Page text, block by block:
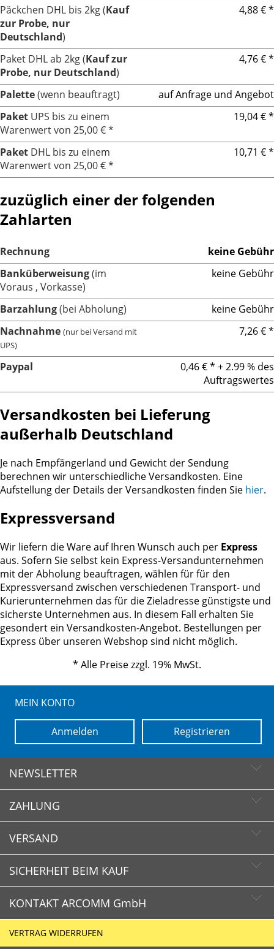
Päckchen DHL bis 2kg (Kauf
zur Probe, nur
Deutschland)
4,88 € *
Paket DHL ab 2kg (Kauf zur
Probe, nur Deutschland)
4,76 € *
Palette(wenn beauftragt)
auf Anfrage und Angebot
Paket UPS bis zu einem
Warenwert von 25,00 € *
19,04 € *
Paket DHL bis zu einem
Warenwert von 25,00 € *
10,71 € *
zuzüglich einer der folgenden
Zahlarten
Rechnung
keine Gebühr
Banküberweisung(im
Voraus , Vorkasse)
keine Gebühr
Barzahlung(bei Abholung)
keine Gebühr
Nachnahme (nur bei Versand mit
UPS)
7,26 € *
Paypal
0,46 € * + 2.99 % des
Auftragswertes
Versandkosten bei Lieferung
außerhalb Deutschland
Je nach Empfängerland und Gewicht der Sendung
berechnen wir unterschiedliche Versandkosten. Eine
Aufstellung der Details der Versandkosten finden Sie hier.
Expressversand
Wir liefern die Ware auf Ihren Wunsch auch per Express
aus. Sofern Sie selbst kein Express-Versandunternehmen
mit der Abholung beauftragen, wählen für für den
Expressversand zwischen verschiedenen Transport- und
Kurierunternehmen das für die Zieladresse günstigste und
sicherste Unternehmen aus. In diesem Fall erhalten Sie
gesondert ein Versandkosten-Angebot. Bestellungen per
Express über unseren Webshop sind nicht möglich.
* Alle Preise zzgl. 19% MwSt.
MEIN KONTO
Registrieren
Anmelden
NEWSLETTER
Newsletter abonnieren
Newsletter abbestellen
ZAHLUNG
VERSAND
SICHERHEIT BEIM KAUF
Schnelle Lieferzeiten
Käuferschutz
KONTAKT ARCOMM GmbH
VERTRAG WIDERRUFEN